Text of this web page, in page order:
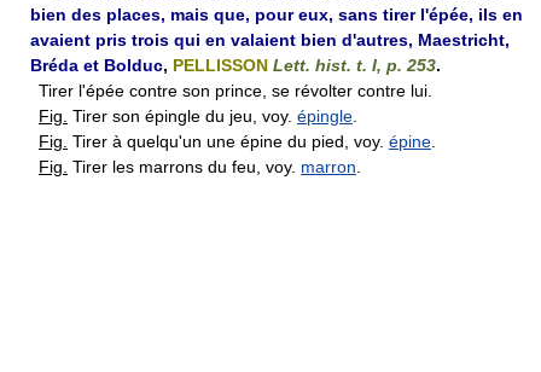
bien des places, mais que, pour eux, sans tirer l'épée, ils en
avaient pris trois qui en valaient bien d'autres, Maestricht,
Bréda et Bolduc, PELLISSON Lett. hist. t. I, p. 253.
Tirer l'épée contre son prince, se révolter contre lui.
Fig. Tirer son épingle du jeu, voy. épingle
Fig. Tirer à quelqu'un une épine du pied, voy. épine
Fig. Tirer les marrons du feu, voy. marron